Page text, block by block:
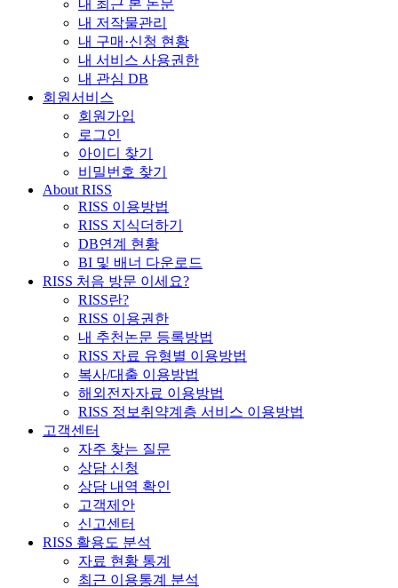
내 최근 본 논문
내 저작물관리
내 구매·신청 현황
내 서비스 사용권한
내 관심 DB
회원서비스
회원가입
로그인
아이디 찾기
비밀번호 찾기
About RISS
RISS 이용방법
RISS 지식더하기
DB연계 현황
BI 및 배너 다운로드
RISS 처음 방문 이세요?
RISS란?
RISS 이용권한
내 추천논문 등록방법
RISS 자료 유형별 이용방법
복사/대출 이용방법
해외전자자료 이용방법
RISS 정보취약계층 서비스 이용방법
고객센터
자주 찾는 질문
상담 신청
상담 내역 확인
고객제안
신고센터
RISS 활용도 분석
자료 현황 통계
최근 이용통계 분석